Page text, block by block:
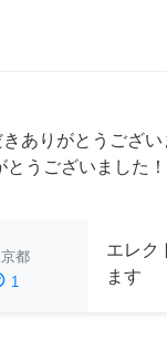
ありがとうござい
うございました！
都
1
エレク
ます